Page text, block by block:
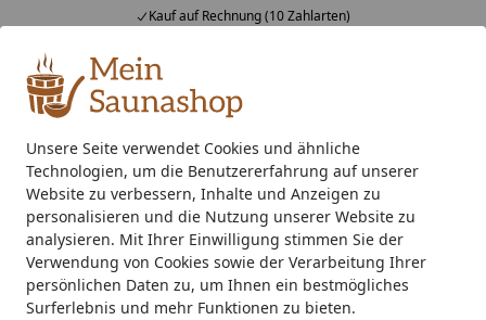
Unsere Seite verwendet Cookies und ähnliche
Technologien, um die Benutzererfahrung auf unserer
Website zu verbessern, Inhalte und Anzeigen zu
personalisieren und die Nutzung unserer Website zu
analysieren. Mit Ihrer Einwilligung stimmen Sie der
Verwendung von Cookies sowie der Verarbeitung Ihrer
persönlichen Daten zu, um Ihnen ein bestmögliches
Surferlebnis und mehr Funktionen zu bieten.
Kauf auf Rechnung (10 Zahlarten)
Alle Produkte
Mein Konto
Suchen
Startseite
Saunaofen 400 V Starkstrom Saunaofen Standard
Infraworld Finnischer Saunaofen
Sparta Wall in Wandausführung